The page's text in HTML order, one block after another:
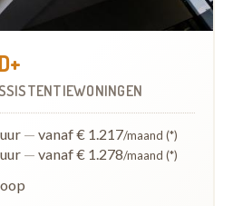
— vanaf € 1.217/maand (*)
— vanaf € 1.278/maand (*)